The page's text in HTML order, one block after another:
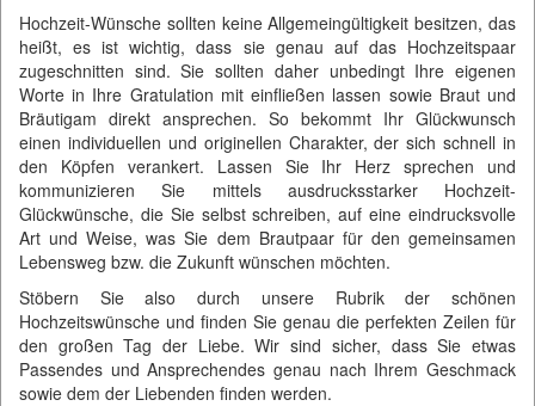
Hochzeit-Wünsche sollten keine Allgemeingültigkeit besitzen, das
heißt, es ist wichtig, dass sie genau auf das Hochzeitspaar
zugeschnitten sind. Sie sollten daher unbedingt Ihre eigenen
Worte in Ihre Gratulation mit einfließen lassen sowie Braut und
Bräutigam direkt ansprechen. So bekommt Ihr Glückwunsch
einen individuellen und originellen Charakter, der sich schnell in
den Köpfen verankert. Lassen Sie Ihr Herz sprechen und
kommunizieren Sie mittels ausdrucksstarker Hochzeit-
Glückwünsche, die Sie selbst schreiben, auf eine eindrucksvolle
Art und Weise, was Sie dem Brautpaar für den gemeinsamen
Lebensweg bzw. die Zukunft wünschen möchten.
Stöbern Sie also durch unsere Rubrik der schönen
Hochzeitswünsche und finden Sie genau die perfekten Zeilen für
den großen Tag der Liebe. Wir sind sicher, dass Sie etwas
Passendes und Ansprechendes genau nach Ihrem Geschmack
sowie dem der Liebenden finden werden.